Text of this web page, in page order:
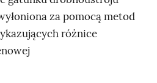
za pomocą metod
różnice